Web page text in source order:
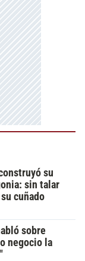
su
sin talar
cuñado
sobre
negocio la